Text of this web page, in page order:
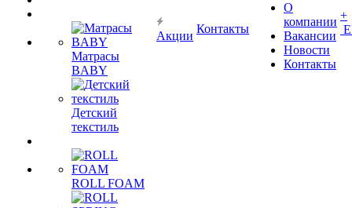
Матрасы
BABY
Детский
текстиль
ROLL FOAM
Акции
Контакты
О
компании
Вакансии
Новости
Контакты
+